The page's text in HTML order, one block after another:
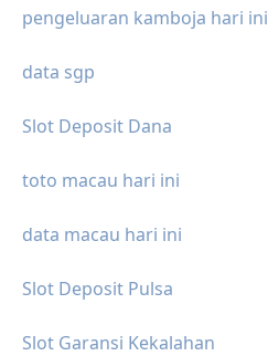
pengeluaran kamboja hari ini
data sgp
Slot Deposit Dana
toto macau hari ini
data macau hari ini
Slot Deposit Pulsa
Slot Garansi Kekalahan